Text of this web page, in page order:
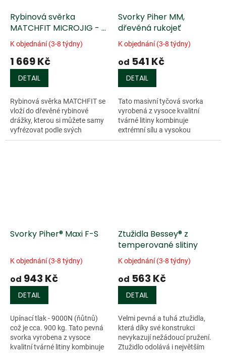
Rybinová svěrka
MATCHFIT MICROJIG - 2
ks.
K objednání (3-8 týdny)
1 669 Kč
DETAIL
Rybinová svěrka MATCHFIT se
vloží do dřevěné rybinové
drážky, kterou si můžete samy
vyfrézovat podle svých
potřeb...
Svorky Piher MM,
dřevěná rukojeť
K objednání (3-8 týdny)
od 541 Kč
DETAIL
Tato masivní tyčová svorka
vyrobená z vysoce kvalitní
tvárné litiny kombinuje
extrémní sílu a vysokou
technickou...
Svorky Piher® Maxi F-S
K objednání (3-8 týdny)
od 943 Kč
DETAIL
Upínací tlak - 9000N (ňůtnů)
což je cca. 900 kg. Tato pevná
svorka vyrobena z vysoce
kvalitní tvárné litiny kombinuje
Ztužidla Bessey® z
temperované slitiny
K objednání (3-8 týdny)
od 563 Kč
DETAIL
Velmi pevná a tuhá ztužidla,
která díky své konstrukci
nevykazují nežádoucí pružení.
Ztužidlo odolává i největším